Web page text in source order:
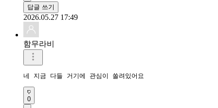
답글 쓰기
2026.05.27 17:49
함무라비
네 지금 다들 거기에 관심이 쏠려있어요
0